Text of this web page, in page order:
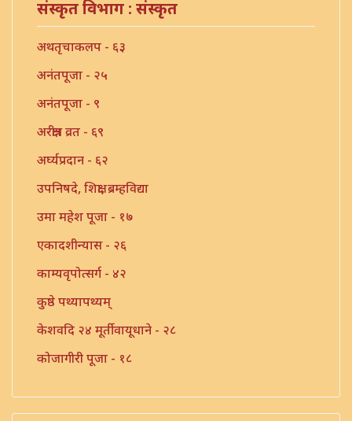
संस्कृत विभाग : संस्कृत
अथतृचाकलप - ६३
अनंतपूजा - २५
अनंतपूजा - ९
अरक्षीत्र व्रत - ६९
अर्घ्यप्रदान - ६२
उपनिषदे, शिक्षा, ब्रम्हविद्या
उमा महेश पूजा - १७
एकादशीन्यास - २६
काम्यवृपोत्सर्ग - ४२
कुष्ठे पथ्यापथ्यम्
केशवदि २४ मूर्तीवायूधाने - २८
कोजागीरी पूजा - १८
गणपति पार्थिव पूजा - ५६